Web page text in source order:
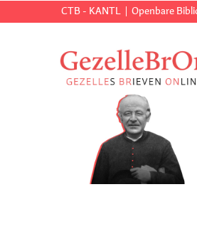
CTB - KANTL Openbare